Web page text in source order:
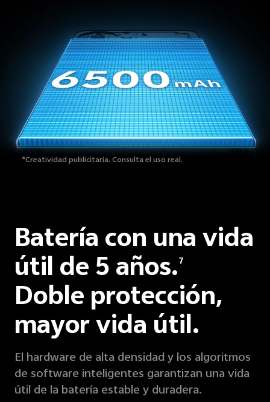
*Creatividad publicitaria. Consulta el uso real.
Batería con una vida
útil de 5 años.7
Doble protección,
mayor vida útil.
El hardware de alta densidad y los algoritmos
de software inteligentes garantizan una vida
útil de la batería estable y duradera.